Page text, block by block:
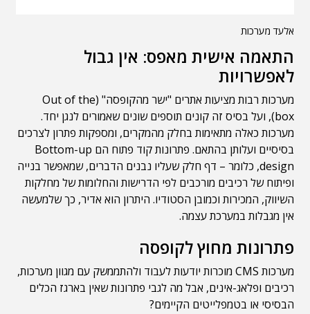
אלעד מערכות
התאמה אישית מאפס: אין גבול
לאפשרויות
מערכות רבות מציעות אתרים "ישר מהקופסה" (Out of the
box), ועל בסיס זה קונים תוספים שונים שאמורים לנגן יחד.
מערכות כאלה מתאימות בחלק מהמקרים, ומספקות פתרון לצרכים
בסיסיים ועלותן בהתאם. פתרונות קוד פתוח הם Bottom-up
design, כלומר – דף חלק שעליו נבנים הדברים, שמאפשר בנייה
ופיתוח של רכיבים מורכבים לפי הדרישות והחלומות של מחלקות
השיווק, המכירות וכמובן הסטודיו. היתרון הוא אדיר, כך שלמעשה
אין מגבלות במערכת עצמה.
פתרונות מחוץ לקופסה
מערכות CMS מוכרות יודעות לעבוד ולהתממשק עם מגוון מערכות,
רכיבים ופלאג-אינים, אבל מה לגבי פתרונות שאין בארגז הכלים
הבסיסי או בטמפלייטים הקיימים?